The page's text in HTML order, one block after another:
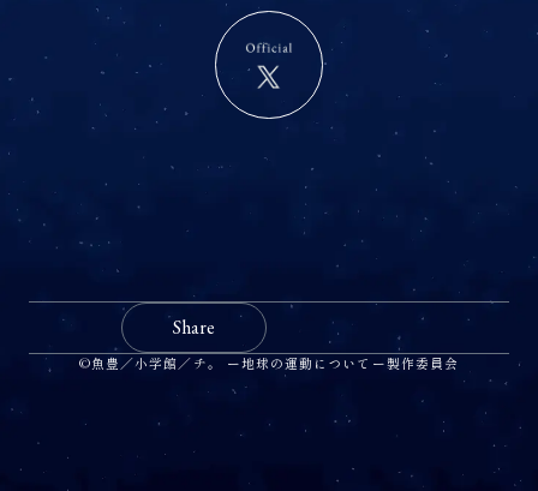
©魚豊／小学館／チ。 ー地球の運動についてー製作委員会
Share